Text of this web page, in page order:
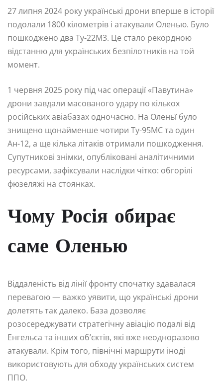
27 липня 2024 року українські дрони вперше в історії
подолали 1800 кілометрів і атакували Оленью. Було
пошкоджено два Ту-22М3. Це стало рекордною
відстанню для українських безпілотників на той
момент.
1 червня 2025 року під час операції «Павутина»
дрони завдали масованого удару по кількох
російських авіабазах одночасно. На Оленьї було
знищено щонайменше чотири Ту-95МС та один
Ан-12, а ще кілька літаків отримали пошкодження.
Супутникові знімки, опубліковані аналітичними
ресурсами, зафіксували наслідки чітко: обгорілі
фюзеляжі на стоянках.
Чому Росія обирає
саме Оленью
Віддаленість від лінії фронту спочатку здавалася
перевагою — важко уявити, що українські дрони
долетять так далеко. База дозволяє
розосереджувати стратегічну авіацію подалі від
Енгельса та інших об’єктів, які вже неодноразово
атакували. Крім того, північні маршрути іноді
використовують для обходу українських систем
ППО.